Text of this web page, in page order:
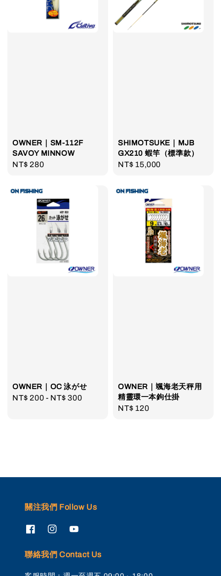
OWNER｜SM-112F
SAVOY MINNOW
Regular
NT$ 280
SHIMOTSUKE｜MJB
GX210 蝦竿（標準款）
Regular
NT$ 15,000
OWNER｜OC 泳がせ
Regular
NT$ 200 - NT$ 300
OWNER｜颯海老天秤用
精靈環一本鉤仕掛
Regular
NT$ 120
關注我們 Follow Us
聯絡我們 Contact Us